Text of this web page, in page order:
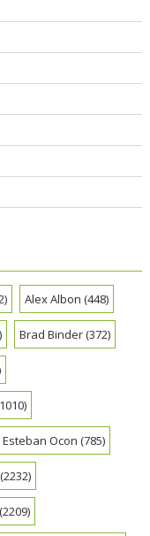
Alex Albon (448)
Brad Binder(372)
Esteban Ocon (785)
(2232)
(2209)